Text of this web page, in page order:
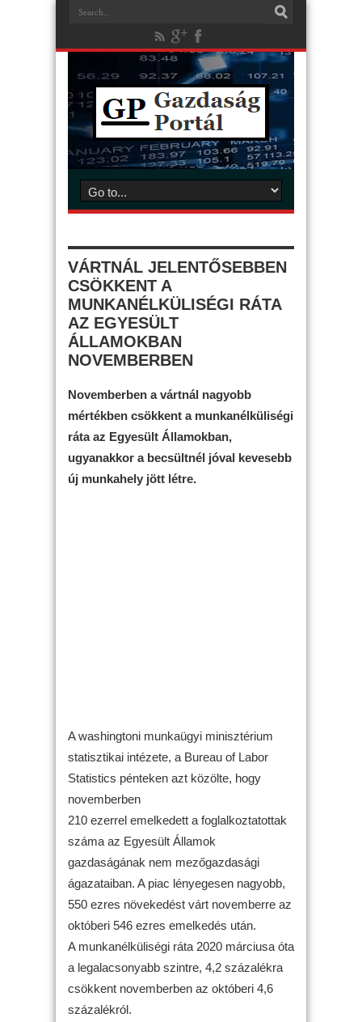
VÁRTNÁL JELENTŐSEBBEN
CSÖKKENT A
MUNKANÉLKÜLISÉGI RÁTA
AZ EGYESÜLT
ÁLLAMOKBAN
NOVEMBERBEN
Novemberben a vártnál nagyobb
mértékben csökkent a munkanélküliségi
ráta az Egyesült Államokban,
ugyanakkor a becsültnél jóval kevesebb
új munkahely jött létre.
A washingtoni munkaügyi minisztérium
statisztikai intézete, a Bureau of Labor
Statistics pénteken azt közölte, hogy
novemberben
210 ezerrel emelkedett a foglalkoztatottak
száma az Egyesült Államok
gazdaságának nem mezőgazdasági
ágazataiban. A piac lényegesen nagyobb,
550 ezres növekedést várt novemberre az
októberi 546 ezres emelkedés után.
A munkanélküliségi ráta 2020 márciusa óta
a legalacsonyabb szintre, 4,2 százalékra
csökkent novemberben az októberi 4,6
százalékról.